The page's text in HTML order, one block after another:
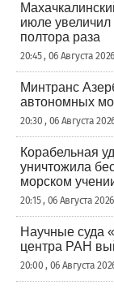
июле увеличил
полтора раза
20:45 , 06 Августа
Минтранс
автономных
20:30 , 06 Августа
Корабельная
уничтожила
морском
20:15 , 06 Августа
Научные суда
центра РАН
20:00 , 06 Августа